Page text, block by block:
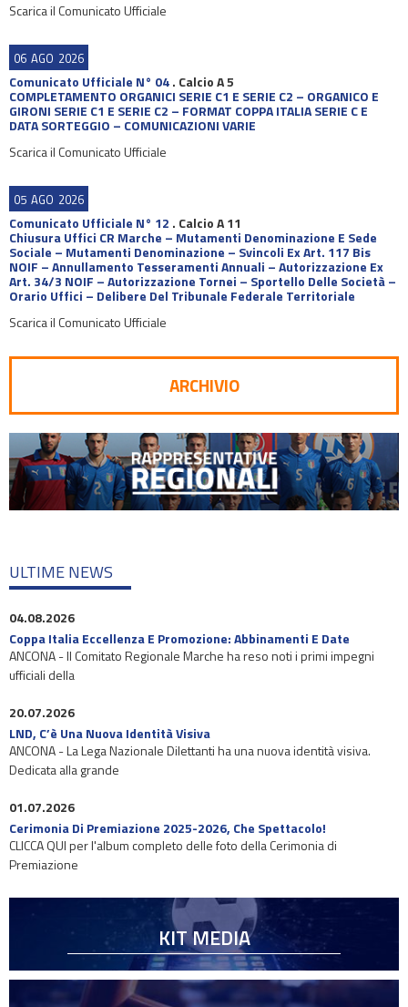
Scarica il Comunicato Ufficiale
06 AGO 2026
Comunicato Ufficiale N° 04. Calcio A 5
COMPLETAMENTO ORGANICI SERIE C1 E SERIE C2 – ORGANICO E
GIRONI SERIE C1 E SERIE C2 – FORMAT COPPA ITALIA SERIE C E
DATA SORTEGGIO – COMUNICAZIONI VARIE
Scarica il Comunicato Ufficiale
05 AGO 2026
Comunicato Ufficiale N° 12 . Calcio A 11
Chiusura Uffici CR Marche – Mutamenti Denominazione E Sede
Sociale – Mutamenti Denominazione – Svincoli Ex Art. 117 Bis
NOIF – Annullamento Tesseramenti Annuali – Autorizzazione Ex
Art. 34/3 NOIF – Autorizzazione Tornei – Sportello Delle Società –
Orario Uffici – Delibere Del Tribunale Federale Territoriale
Scarica il Comunicato Ufficiale
ARCHIVIO
ULTIME NEWS
04.08.2026
Coppa Italia Eccellenza E Promozione: Abbinamenti E Date
ANCONA - Il Comitato Regionale Marche ha reso noti i primi impegni
ufficiali della
20.07.2026
LND, C’è Una Nuova Identità Visiva
ANCONA - La Lega Nazionale Dilettanti ha una nuova identità visiva.
Dedicata alla grande
01.07.2026
Cerimonia Di Premiazione 2025-2026, Che Spettacolo!
CLICCA QUI per l'album completo delle foto della Cerimonia di
Premiazione
KIT MEDIA